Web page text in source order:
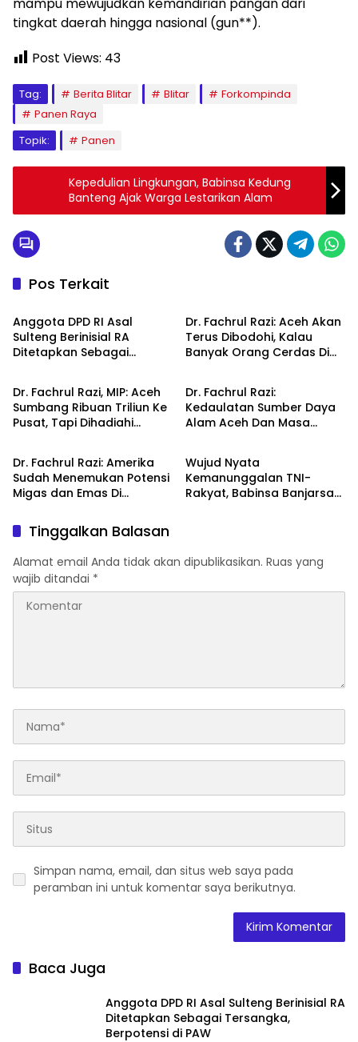
tingkat daerah hingga nasional (gun**).
Post Views: 43
Tag: Berita Blitar Blitar
Forkompinda
Panen Raya
Topik:
Panen
Kepedulian Lingkungan, Babinsa Kedung
Banteng Ajak Warga Lestarikan Alam
Pos Terkait
Daerah
Anggota DPD RI Asal
Sulteng Berinisial RA
Ditetapkan Sebagai
Dr. Fachrul Razi: Aceh Akan
Terus Dibodohi, Kalau
Banyak Orang Cerdas Di
Adil
Daerah
Dr. Fachrul Razi, MIP: Aceh
Sumbang Ribuan Triliun Ke
Pusat, Tapi Dihadiahi
Daerah
Dr. Fachrul Razi:
Kedaulatan Sumber Daya
Alam Aceh Dan Masa
Daerah
Dr. Fachrul Razi: Amerika
Sudah Menemukan Potensi
Migas dan Emas Di
Aceh Sejak Tahun 1960
Daerah
Wujud Nyata
Kemanunggalan TNI-
Rakyat, Babinsa Banjarsari
Tinggalkan Balasan
Alamat email Anda tidak akan dipublikasikan. Ruas yang
wajib ditandai *
Simpan nama, email, dan situs web saya pada
peramban ini untuk komentar saya berikutnya.
Baca Juga
Anggota DPD RI Asal Sulteng Berinisial RA
Ditetapkan Sebagai Tersangka,
Berpotensi di PAW